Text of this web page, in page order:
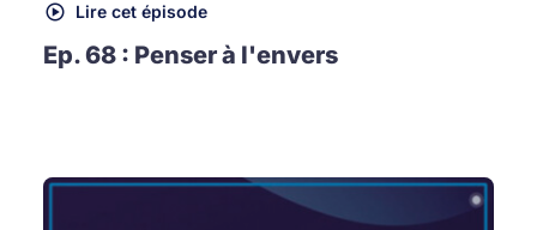
Lire cet épisode
Ep. 68 : Penser à l'envers